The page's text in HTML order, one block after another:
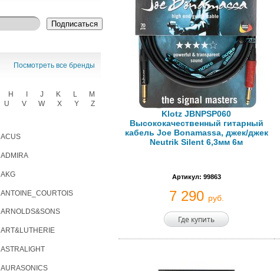
Подписаться
Посмотреть все бренды
ACUS
ADMIRA
AKG
ANTOINE_COURTOIS
ARNOLDS&SONS
ART&LUTHERIE
ASTRALIGHT
AURASONICS
H J K L
M
U V W X Y
Z
Klotz JBNPSP060
Высококачественный гитарный
кабель Joe Bonamassa, джек/джек
Neutrik Silent 6,3мм 6м
Артикул: 99863
7 290 руб.
Где купить